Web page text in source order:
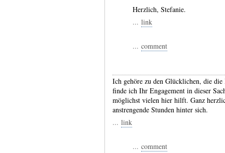
Herzlich, Stefanie.
... link
... comment
Ich gehöre zu den Glücklichen, die
finde ich Ihr Engagement in dieser
möglichst vielen hier hilft. Ganz
anstrengende Stunden hinter sich.
... link
... comment